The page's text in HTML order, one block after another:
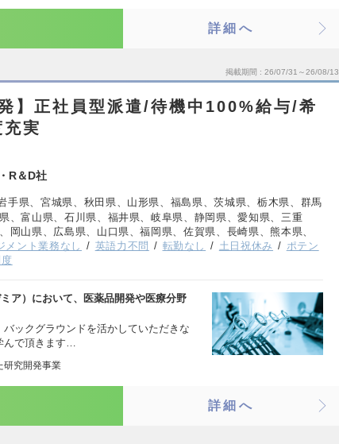
詳細へ
掲載期間 26/07/31～26/08/13
】正社員型派遣/待機中100%給与/希
実
R＆D社
手県、宮城県、秋田県、山形県、福島県、茨城県、栃木県、群馬
、富山県、石川県、福井県、岐阜県、静岡県、愛知県、三重
岡山県、広島県、山口県、福岡県、佐賀県、長崎県、熊本県、
メント業務なし 英語力不問 転勤なし 土日祝休み
ポテン
ア）において、医薬品開発や医療分野
ックグラウンドを活かしていただきな
んで頂きます…
研究開発事業
詳細へ